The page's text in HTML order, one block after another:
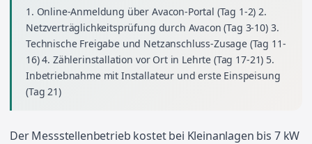
1. Online-Anmeldung über Avacon-Portal (Tag 1-2) 2.
Netzverträglichkeitsprüfung durch Avacon (Tag 3-10) 3.
Technische Freigabe und Netzanschluss-Zusage (Tag 11-
16) 4. Zählerinstallation vor Ort in Lehrte (Tag 17-21) 5.
Inbetriebnahme mit Installateur und erste Einspeisung
(Tag 21)
Der Messstellenbetrieb kostet bei Kleinanlagen bis 7 kW